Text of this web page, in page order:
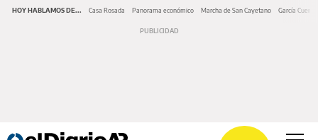
HOY HABLAMOS DE... Casa Rosada Panorama económico Marcha de San Cayetano García Cuerva